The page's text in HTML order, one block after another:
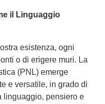
il Linguaggio
esistenza, ogni
o di erigere muri. La
(PNL) emerge
e versatile, in grado di
linguaggio, pensiero e